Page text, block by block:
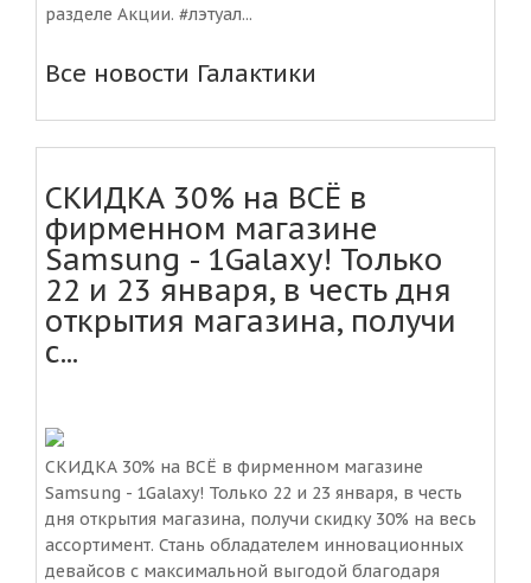
разделе Акции. #лэтуал...
Все новости Галактики
СКИДКА 30% на ВСЁ в
фирменном магазине
Samsung - 1Galaxy! Только
22 и 23 января, в честь дня
открытия магазина, получи
с...
СКИДКА 30% на ВСЁ в фирменном магазине
Samsung - 1Galaxy! Только 22 и 23 января, в честь
дня открытия магазина, получи скидку 30% на весь
ассортимент. Стань обладателем инновационных
девайсов с максимальной выгодой благодаря